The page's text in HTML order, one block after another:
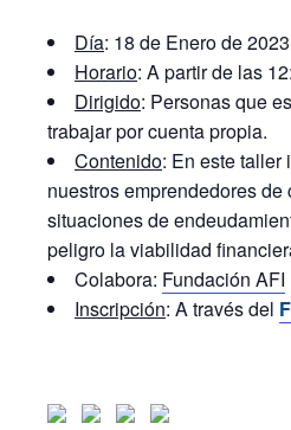
Día: 18 de Enero de 2023
Horario: A partir de las
Dirigido: Personas que
trabajar por cuenta propia.
Contenido: En este taller
nuestros emprendedores de
situaciones de
peligro la viabilidad
Colabora: Fundación AFI
Inscripción: A través del